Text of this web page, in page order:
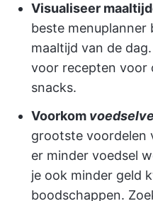
Visualiseer
beste
maaltijd van de
voor recepten voor
snacks.
Voorkom
grootste voordelen
er minder voedsel
je ook minder geld
boodschappen.